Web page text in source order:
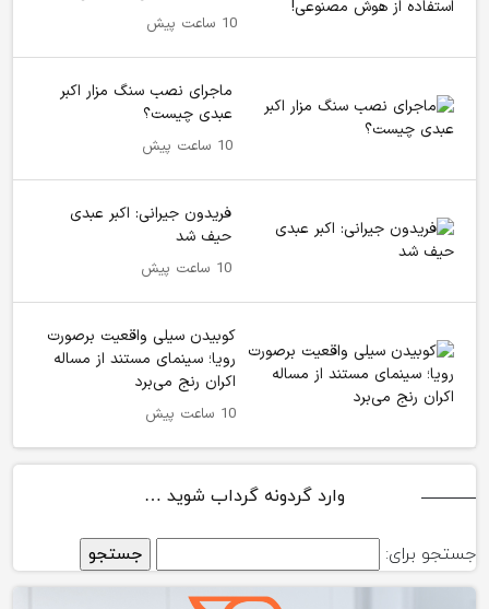
10 ساعت پیش
ماجرای نصب سنگ مزار اکبر
عبدی چیست؟
10 ساعت پیش
فریدون جیرانی: اکبر عبدی
حیف شد
10 ساعت پیش
کوبیدن سیلی واقعیت برصورت
رویا؛ سینمای مستند از مساله
اکران رنج می‌برد
10 ساعت پیش
وارد گردونه گرداب شوید …
جستجو برای: